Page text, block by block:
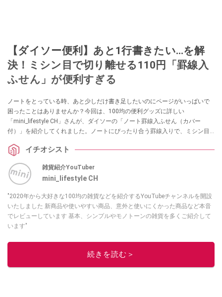
【ダイソー便利】あと1行書きたい…を解
決！ミシン目で切り離せる110円「罫線入
ふせん」が便利すぎる
ノートをとっている時、あと少しだけ書き足したいのにページがいっぱいで
困ったことはありませんか？今回は、100均の便利グッズに詳しい
「mini_lifestyle CH」さんが、ダイソーの「ノート罫線入ふせん（カバー
付）」を紹介してくれました。ノートにぴったり合う罫線入りで、ミシン目
にまとめたい方は必見です！
イチオシスト
雑貨紹介YouTuber
mini_lifestyle CH
"2020年から大好きな100均の雑貨などを紹介するYouTubeチャンネルを開設
いたしました 新商品や使いやすい商品、意外と使いにくかった商品など本音
でレビューしています 基本、シンプルやモノトーンの雑貨を多くご紹介して
います"
このイチオシストの他の記事を読む
続きを読む＞